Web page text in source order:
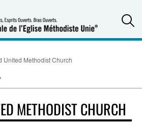
United Methodist Church
METHODIST CHURCH